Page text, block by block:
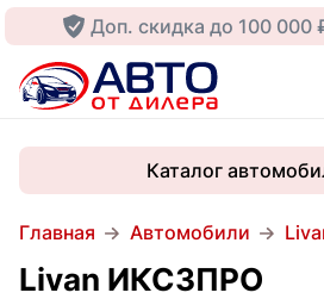
Доп. скидка до 100 000
Главная Автомобили
Каталог
Livan ИКС3ПРО